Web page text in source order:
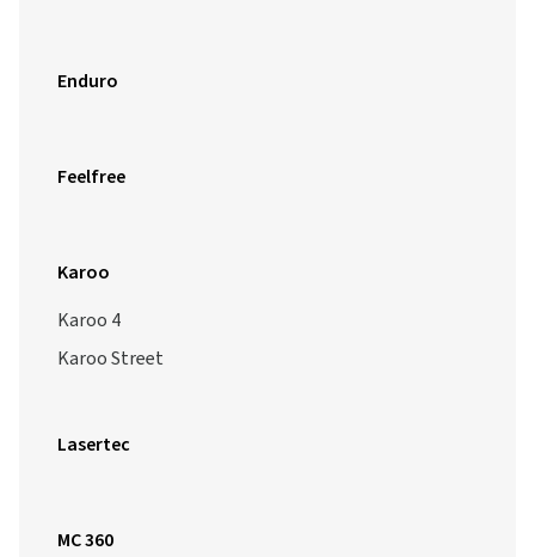
Enduro
Feelfree
Karoo
Karoo 4
Karoo Street
Lasertec
MC 360